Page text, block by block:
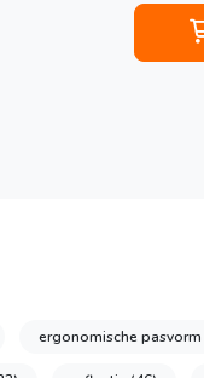
ergonomische pasvorm